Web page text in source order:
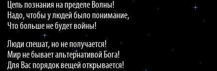
Цепь познания на пределе Волны!
Надо, чтобы у людей было понимание,
Что больше не будет войны!
Люди спешат, но не получается!
Мир не бывает альтернативой Бога!
Для Вас порядок вещей открывается!